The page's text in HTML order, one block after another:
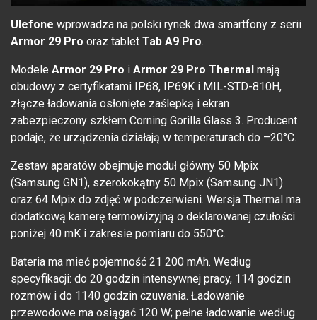
Ulefone wprowadza na polski rynek dwa smartfony z serii
Armor 29 Pro oraz tablet Tab A9 Pro.
Modele Armor 29 Pro i Armor 29 Pro Thermal mają
obudowy z certyfikatami IP68, IP69K i MIL-STD-810H,
złącze ładowania osłonięte zaślepką i ekran
zabezpieczony szkłem Corning Gorilla Glass 3. Producent
podaje, że urządzenia działają w temperaturach do –20°C.
Zestaw aparatów obejmuje moduł główny 50 Mpix
(Samsung GN1), szerokokątny 50 Mpix (Samsung JN1)
oraz 64 Mpix do zdjęć w podczerwieni. Wersja Thermal ma
dodatkową kamerę termowizyjną o deklarowanej czułości
poniżej 40 mK i zakresie pomiaru do 550°C.
Bateria ma mieć pojemność 21 200 mAh. Według
specyfikacji: do 20 godzin intensywnej pracy, 114 godzin
rozmów i do 1140 godzin czuwania. Ładowanie
przewodowe ma osiągać 120 W; pełne ładowanie według